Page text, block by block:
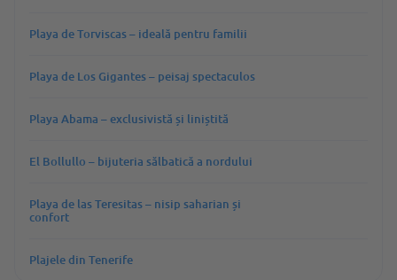
Playa de Torviscas – ideală pentru familii
Playa de Los Gigantes – peisaj spectaculos
Playa Abama – exclusivistă și liniștită
El Bollullo – bijuteria sălbatică a nordului
Playa de las Teresitas – nisip saharian și
confort
Plajele din Tenerife